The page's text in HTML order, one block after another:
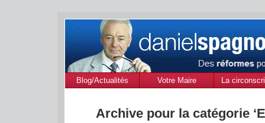
Blog/Actualités Votre Maire
La
Archive pour la catégorie